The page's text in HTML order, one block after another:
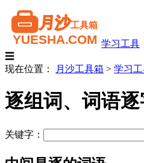
学习工具
☰
现在位置：
月沙工具箱 > 学习
逐组词、词语逐
关键字：